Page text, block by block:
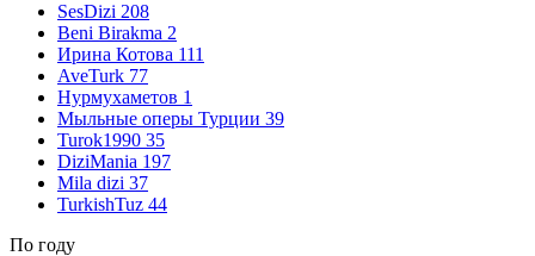
SesDizi 208
Beni Birakma 2
Ирина Котова 111
AveTurk 77
Нурмухаметов 1
Мыльные оперы Турции 39
Turok1990 35
DiziMania 197
Mila dizi 37
TurkishTuz 44
По году